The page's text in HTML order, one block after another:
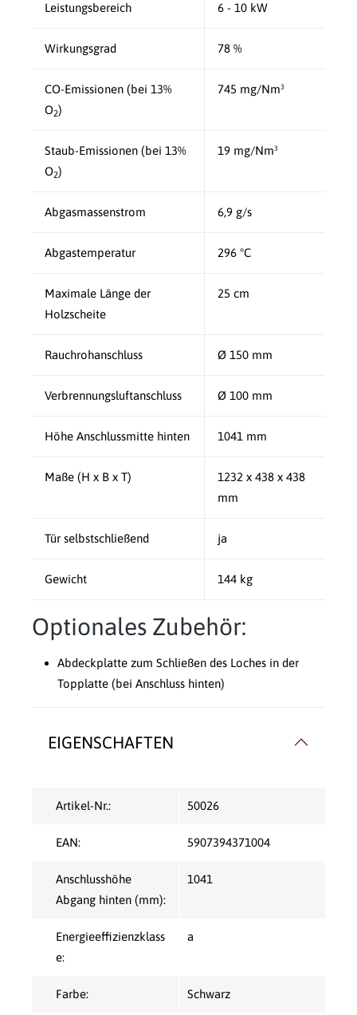
Leistungsbereich 6 - 10 kW
Wirkungsgrad 78 %
CO-Emissionen (bei 13%
O2)
745 mg/Nm³
Staub-Emissionen (bei 13%
O2)
19 mg/Nm³
Abgasmassenstrom 6,9 g/s
Abgastemperatur 296 °C
Maximale Länge der
Holzscheite
25 cm
Rauchrohanschluss Ø 150 mm
Verbrennungsluftanschluss Ø 100 mm
Höhe Anschlussmitte hinten 1041 mm
Maße (H x B x T)
1232 x 438 x 438
mm
Tür selbstschließend ja
Gewicht 144 kg
Optionales Zubehör:
Abdeckplatte zum Schließen des Loches in der
Topplatte (bei Anschluss hinten)
EIGENSCHAFTEN
Artikel-Nr.: 50026
EAN: 5907394371004
Anschlusshöhe
Abgang hinten (mm):
1041
Energieeffizienzklass
e:
a
Farbe: Schwarz